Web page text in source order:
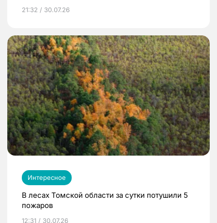
21:32 / 30.07.26
Интересное
В лесах Томской области за сутки потушили 5
пожаров
12:31 / 30.07.26